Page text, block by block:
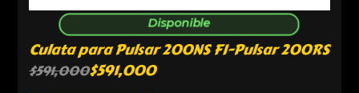
Disponible
Culata para Pulsar 200NS FI-Pulsar 200RS
$591,000$591,000